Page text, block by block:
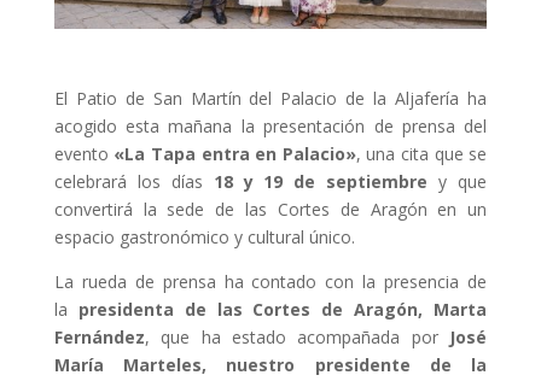
El Patio de San Martín del Palacio de la Aljafería ha
acogido esta mañana la presentación de prensa del
evento «La Tapa entra en Palacio», una cita que se
celebrará los días 18 y 19 de septiembre y que
convertirá la sede de las Cortes de Aragón en un
espacio gastronómico y cultural único.
La rueda de prensa ha contado con la presencia de
la presidenta de las Cortes de Aragón, Marta
Fernández, que ha estado acompañada por José
María Marteles, nuestro presidente de la